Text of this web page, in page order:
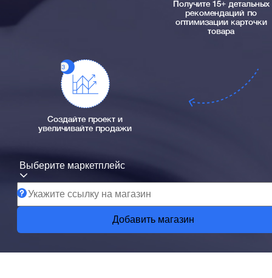
Получите 15+ детальных
рекомендаций по
оптимизации карточки
товара
Создайте проект и
увеличивайте продажи
Выберите маркетплейс
Добавить магазин